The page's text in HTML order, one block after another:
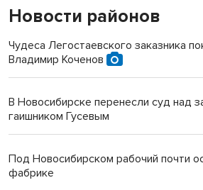
Новости районов
Чудеса Легостаевского заказника
Владимир Коченов
В Новосибирске перенесли суд над
гаишником Гусевым
Под Новосибирском рабочий почти
фабрике